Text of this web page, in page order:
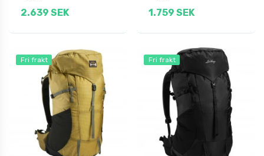
2.639 SEK 1.759 SEK
Fri frakt Fri frakt